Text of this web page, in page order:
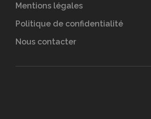
Mentions légales
Politique de confidentialité
Nous contacter